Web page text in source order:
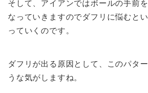
そして、アイアンではボールの手前
なっていきますのでダフリに悩むと
っていくのです。
ダフリが出る原因として、このパタ
うな気がしますね。